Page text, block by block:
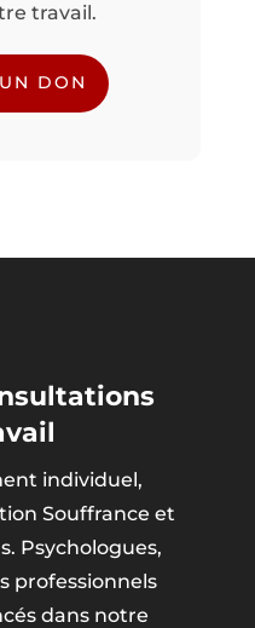
travail.
DON
individuel,
Souffrance et
Psychologues,
professionnels
dans notre